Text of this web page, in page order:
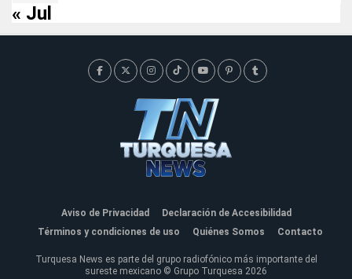
« Jul
Aviso de Privacidad
Declaración de Accesibilidad
Términos y condiciones de uso
Quiénes Somos Contacto
Turquesa News es parte del grupo radiofónico más importante del
sureste mexicano © Grupo Turquesa 2026